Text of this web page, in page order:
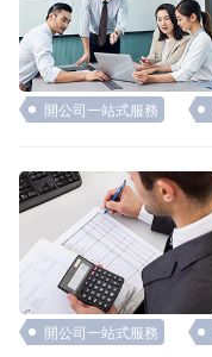
開公司一站式服務
開公司一站式服務